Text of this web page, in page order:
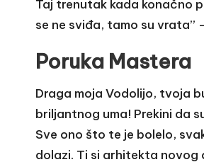
Taj trenutak kada konačno
se ne sviđa, tamo su vrata”
Poruka Mastera
Draga moja Vodolijo, tvoja
briljantnog uma! Prekini da
Sve ono što te je bolelo,
dolazi. Ti si arhitekta novog